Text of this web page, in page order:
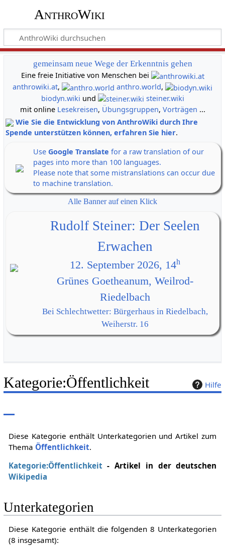
AnthroWiki
gemeinsam neue Wege der Erkenntnis gehen
Eine freie Initiative von Menschen bei
anthrowiki.at, anthro.world,
biodyn.wiki und
steiner.wiki
mit online Lesekreisen, Übungsgruppen, Vorträgen ...
Wie Sie die Entwicklung von AnthroWiki durch Ihre
Spende unterstützen können, erfahren Sie hier.
Use Google Translate for a raw translation of our
pages into more than 100 languages.
Please note that some mistranslations can occur due
to machine translation.
Alle Banner auf einen Klick
Rudolf Steiner: Der Seelen
Erwachen
12. September 2026, 14h
Grünes Goetheanum, Weilrod-
Riedelbach
Bei Schlechtwetter: Bürgerhaus in Riedelbach,
Weiherstr. 16
Hilfe
Kategorie:Öffentlichkeit
Diese Kategorie enthält Unterkategorien und Artikel zum
Thema Öffentlichkeit.
Kategorie:Öffentlichkeit - Artikel in der deutschen
Wikipedia
Unterkategorien
Diese Kategorie enthält die folgenden 8 Unterkategorien
(8 insgesamt):